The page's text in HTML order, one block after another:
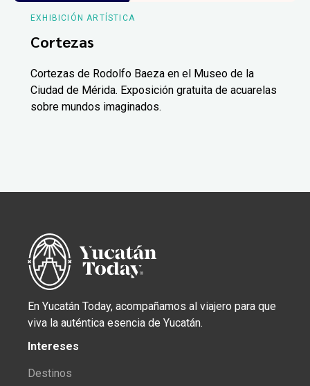
EXHIBICIÓN ARTÍSTICA
Cortezas
Cortezas de Rodolfo Baeza en el Museo de la
Ciudad de Mérida. Exposición gratuita de acuarelas
sobre mundos imaginados.
En Yucatán Today, acompañamos al viajero para que
viva la auténtica esencia de Yucatán.
Intereses
Destinos